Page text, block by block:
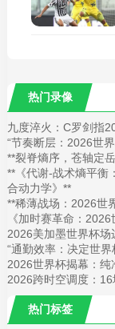
热门录像
九度淬火：C罗剑指
“节奏断层：2026世
**裂脊熵序，苍轴定
**《代谢-战术熵平衡
合动力学》**
**稀薄战场：2026世
《加时赛革命：
2026美加墨世界杯场
“通勤效率：决定世
2026世界杯揭幕：纯
2026跨时空调度：
热门标签